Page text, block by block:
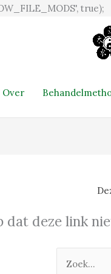
true);
Over
deze link
Zoek